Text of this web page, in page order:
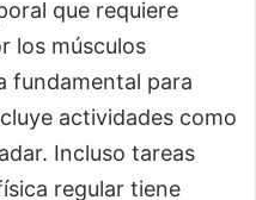
que requiere
los músculos
fundamental para
actividades como
Incluso tareas
regular tiene